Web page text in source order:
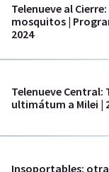
Telenueve al
mosquitos |
2024
Telenueve Central:
ultimátum a Milei |
Insoportables: